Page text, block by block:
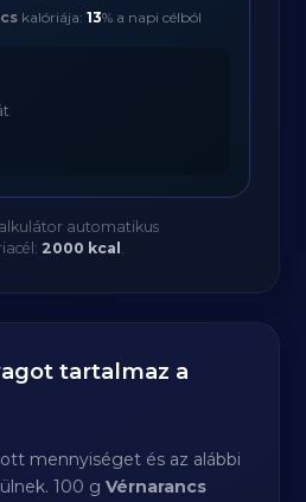
kalóriája: 13% a napi célból
automatikus
2000 kcal .
tartalmaz a
mennyiséget és az alábbi
100 gVérnarancs